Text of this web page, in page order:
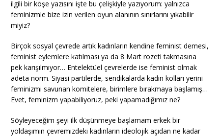
ilgili bir köşe yazısını işte bu çelişkiyle yazıyorum: yalnızca
feminizmle bize izin verilen oyun alanının sınırlarını yıkabilir
miyiz?
Birçok sosyal çevrede artık kadınların kendine feminist demesi,
feminist eylemlere katılması ya da 8 Mart rozeti takmasına
pek karışılmıyor… Entelektüel çevrelerde ise feminist olmak
adeta norm. Siyasi partilerde, sendikalarda kadın kolları yerini
feminizmi savunan komitelere, birimlere bırakmaya başlamış…
Evet, feminizm yapabiliyoruz, peki yapamadığımız ne?
Söyleyeceğim şeyi ilk düşünmeye başlamam erkek bir
yoldaşımın çevremizdeki kadınların ideolojik açıdan ne kadar